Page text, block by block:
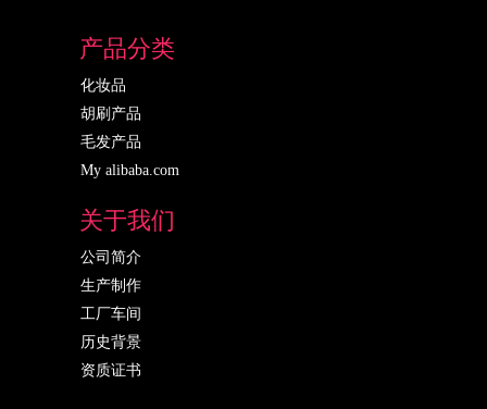
产品分类
化妆品
胡刷产品
毛发产品
My alibaba.com
关于我们
公司简介
生产制作
工厂车间
历史背景
资质证书